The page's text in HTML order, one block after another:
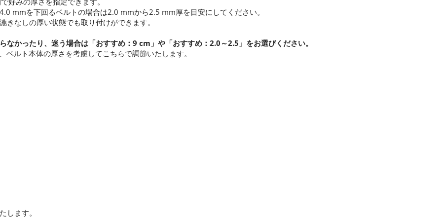
mmを下回るベルトの場合は2.0 mmから2.5 mm厚を目安にしてください。
なしの厚い状態でも取り付けができます。
なかったり、迷う場合は「おすすめ：9 cm」や「おすすめ：2.0～2.5」をお選びください。
ルト本体の厚さを考慮してこちらで調節いたします。
します。